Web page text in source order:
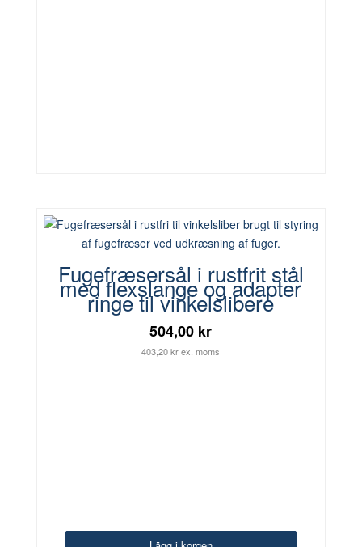
Fugefræsersål i rustfrit stål
med flexslange og adapter
ringe til vinkelslibere
504,00 kr
403,20 kr ex. moms